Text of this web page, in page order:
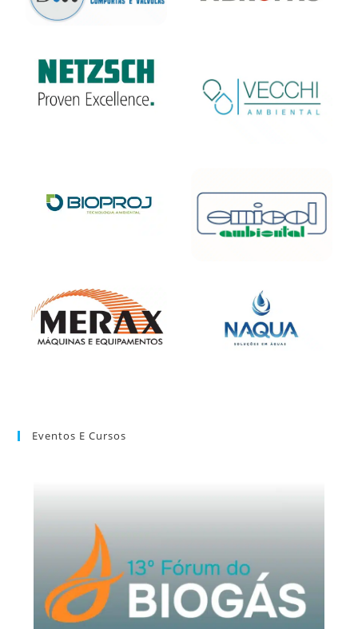
Eventos E Cursos